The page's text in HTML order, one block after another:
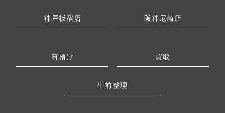
神戸板宿店 阪神尼崎店
質預け 買取
生前整理